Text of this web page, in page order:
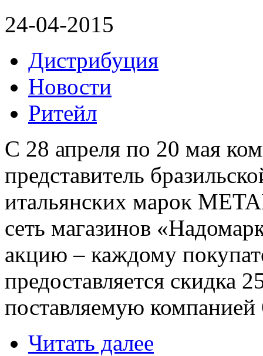
24-04-2015
Дистрибуция
Новости
Ритейл
С 28 апреля по 20 мая
представитель
итальянских марок
сеть магазинов
акцию – каждому
предоставляется скидка
поставляемую
Читать далее